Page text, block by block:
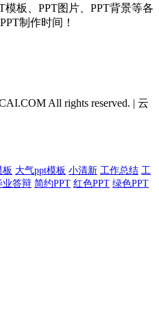
板、PPT图片、PPT背景等各
制作时间！
All rights reserved. | 云
板 大气ppt模板 小清新 工作总结 工
业答辩 简约PPT 红色PPT 绿色PPT